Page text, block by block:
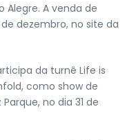
Alegre. A venda de
de dezembro, no site da
da turnê Life is
como show de
no dia 31 de